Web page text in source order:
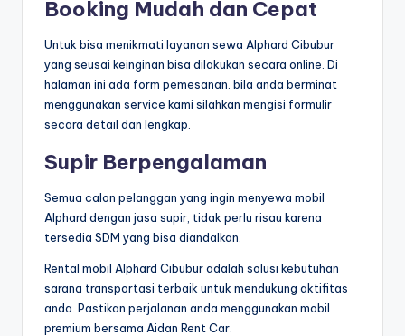
Booking Mudah dan Cepat
Untuk bisa menikmati layanan sewa Alphard Cibubur
yang seusai keinginan bisa dilakukan secara online. Di
halaman ini ada form pemesanan. bila anda berminat
menggunakan service kami silahkan mengisi formulir
secara detail dan lengkap.
Supir Berpengalaman
Semua calon pelanggan yang ingin menyewa mobil
Alphard dengan jasa supir, tidak perlu risau karena
tersedia SDM yang bisa diandalkan.
Rental mobil Alphard Cibubur adalah solusi kebutuhan
sarana transportasi terbaik untuk mendukung aktifitas
anda. Pastikan perjalanan anda menggunakan mobil
premium bersama Aidan Rent Car.